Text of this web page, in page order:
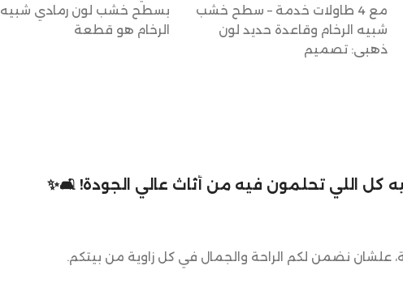
مع 4 طاولات خدمة – سطح خشب
شبيه الرخام وقاعدة حديد لون
ذهبي: تصميم
بسطح خشب لون رمادي شبيه
الرخام هو قطعة
كل اللي تحلمون فيه من أثاث عالي الجودة! 🛋️✨
علشان نضمن لكم الراحة والجمال في كل زاوية من بيتكم.